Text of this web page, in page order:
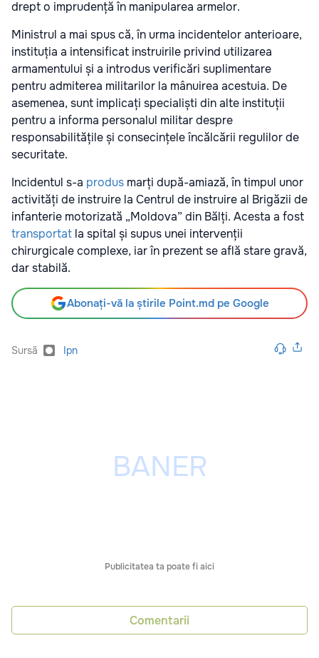
drept o imprudență în manipularea armelor.
Ministrul a mai spus că, în urma incidentelor anterioare,
instituția a intensificat instruirile privind utilizarea
armamentului și a introdus verificări suplimentare
pentru admiterea militarilor la mânuirea acestuia. De
asemenea, sunt implicați specialiști din alte instituții
pentru a informa personalul militar despre
responsabilitățile și consecințele încălcării regulilor de
securitate.
Incidentul s-a produs marți după-amiază, în timpul unor
activități de instruire la Centrul de instruire al Brigăzii de
infanterie motorizată „Moldova” din Bălți. Acesta a fost
transportat la spital și supus unei intervenții
chirurgicale complexe, iar în prezent se află stare gravă,
dar stabilă.
Abonați-vă la știrile Point.md pe Google
Sursă Ipn
Publicitatea ta poate fi aici
Comentarii